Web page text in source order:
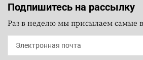
Подпишитесь на рассылку
Раз в неделю мы присылаем самые